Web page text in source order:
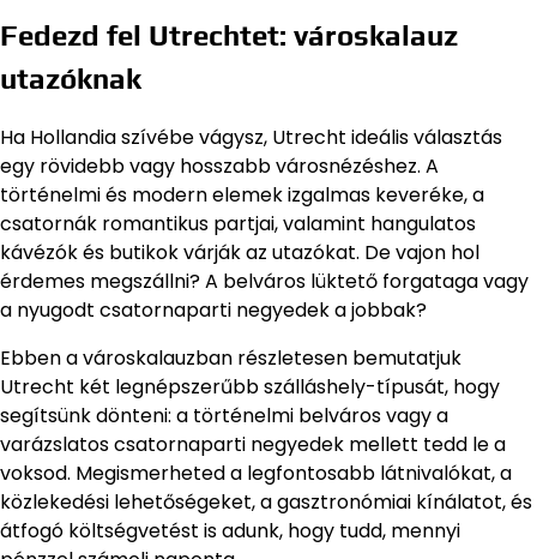
Fedezd fel Utrechtet: városkalauz
utazóknak
Ha Hollandia szívébe vágysz, Utrecht ideális választás
egy rövidebb vagy hosszabb városnézéshez. A
történelmi és modern elemek izgalmas keveréke, a
csatornák romantikus partjai, valamint hangulatos
kávézók és butikok várják az utazókat. De vajon hol
érdemes megszállni? A belváros lüktető forgataga vagy
a nyugodt csatornaparti negyedek a jobbak?
Ebben a városkalauzban részletesen bemutatjuk
Utrecht két legnépszerűbb szálláshely-típusát, hogy
segítsünk dönteni: a történelmi belváros vagy a
varázslatos csatornaparti negyedek mellett tedd le a
voksod. Megismerheted a legfontosabb látnivalókat, a
közlekedési lehetőségeket, a gasztronómiai kínálatot, és
átfogó költségvetést is adunk, hogy tudd, mennyi